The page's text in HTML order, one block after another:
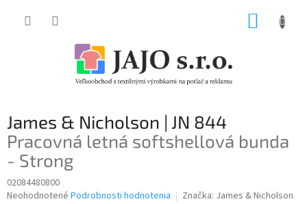
James & Nicholson | JN 844
Pracovná letná softshellová bunda
- Strong
02084480800
Priemerné
Neohodnotené Podrobnosti hodnotenia Značka: James & Nicholson